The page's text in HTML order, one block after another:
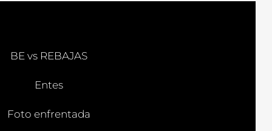
BE vs REBAJAS
Entes
Foto enfrentada